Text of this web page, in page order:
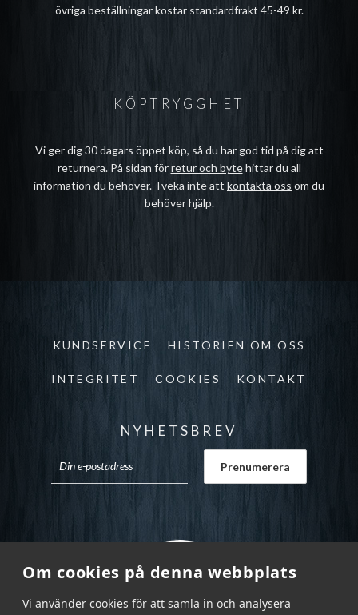
Om cookies på denna webbplats
Vi använder cookies för att samla in och analysera
övriga beställningar kostar standardfrakt 45-49 kr.
KÖPTRYGGHET
Vi ger dig 30 dagars öppet köp, så du har god tid på dig att
returnera. På sidan förretur och bytehittar du all
information du behöver. Tveka inte att kontakta oss om du
behöver hjälp.
KUNDSERVICE HISTORIEN OM OSS
INTEGRITET COOKIES KONTAKT
NYHETSBREV